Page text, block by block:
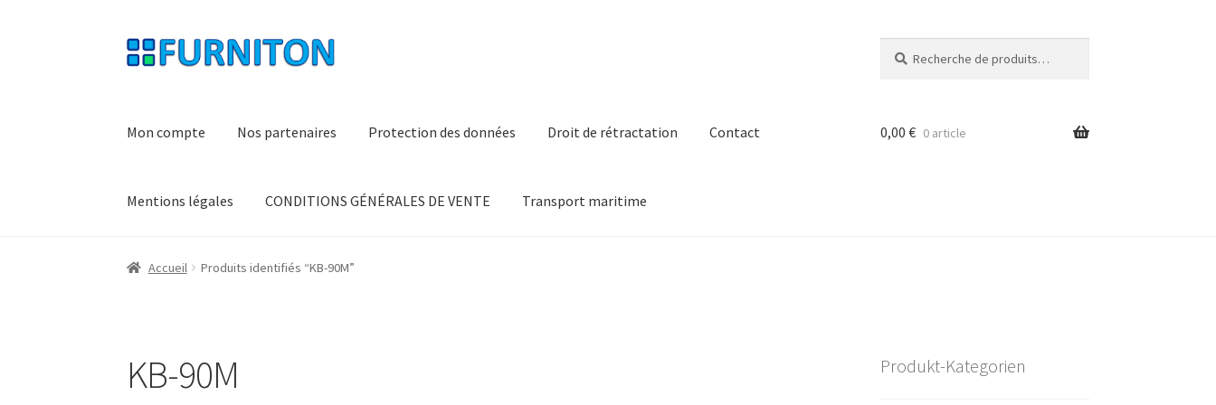
Aller
à
Aller
au
pour :
Mon compte Nos partenaires Protection des données Droit de rétractation Contact
Mentions légales CONDITIONS GÉNÉRALES DE VENTE Transport maritime
0,00 € 0 article
Accueil Produits identifiés “KB-90M”
KB-90M Produkt-Kategorien